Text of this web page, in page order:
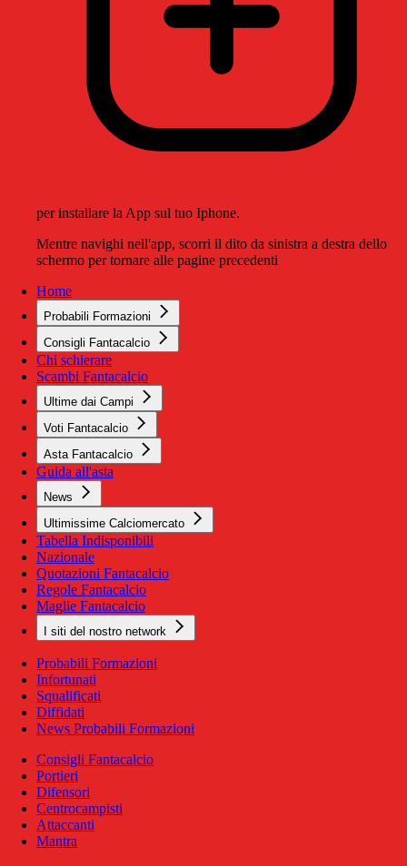
per installare la App sul tuo Iphone.
Mentre navighi nell'app, scorri il dito da sinistra a destra dello
schermo per tornare alle pagine precedenti
Home
Probabili Formazioni
Consigli Fantacalcio
Chi schierare
Scambi Fantacalcio
Ultime dai Campi
Voti Fantacalcio
Asta Fantacalcio
Guida all'asta
News
Ultimissime Calciomercato
Tabella Indisponibili
Nazionale
Quotazioni Fantacalcio
Regole Fantacalcio
Maglie Fantacalcio
I siti del nostro network
Probabili Formazioni
Infortunati
Squalificati
Diffidati
News Probabili Formazioni
Consigli Fantacalcio
Portieri
Difensori
Centrocampisti
Attaccanti
Mantra